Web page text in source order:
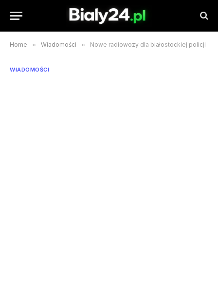
Home » Wiadomości » Nowe radiowozy dla białostockiej policji
WIADOMOŚCI